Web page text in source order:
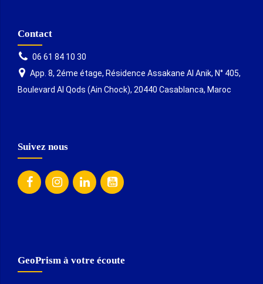
Contact
06 61 84 10 30
App. 8, 2éme étage, Résidence Assakane Al Anik, N° 405,
Boulevard Al Qods (Ain Chock), 20440 Casablanca, Maroc
Suivez nous
GeoPrism à votre écoute